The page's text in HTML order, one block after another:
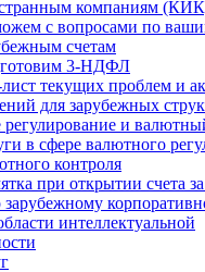
компаниям
с вопросами по
счетам
3-НДФЛ
текущих проблем и
для зарубежных
и
в сфере валютного
контроля
при открытии счета
зарубежному
интеллектуальной